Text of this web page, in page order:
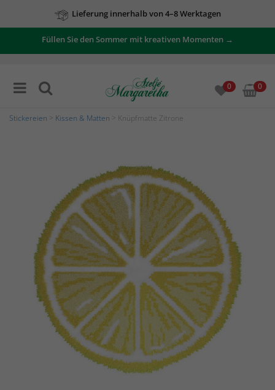
Lieferung innerhalb von 4–8 Werktagen
Füllen Sie den Sommer mit kreativen Momenten →
0 0
Stickereien Kissen & Matten > Knüpfmatte Zitrone